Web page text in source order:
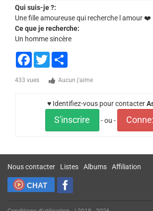
Qui suis-je ?:
Une fille amoureuse qui recherche l amour ❤️
Ce que je recherche:
Un homme sincère
Facebook
Twitter
433 vues Aucun j'aime
♥ Identifiez-vous pour contacter
S'inscrire - ou -
Nous contacter Listes Albums Affiliation
CHAT